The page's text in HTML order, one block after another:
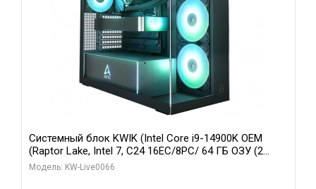
Системный блок KWIK (Intel Core i9-14900K OEM
(Raptor Lake, Intel 7, C24 16EC/8PC/ 64 ГБ ОЗУ (2
модуля)/ Gigabyte RTX5080 XTREME WATERFORCE
Модель: KW-Live0066